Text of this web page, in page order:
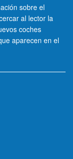
sobre el
al lector la
coches
aparecen en el